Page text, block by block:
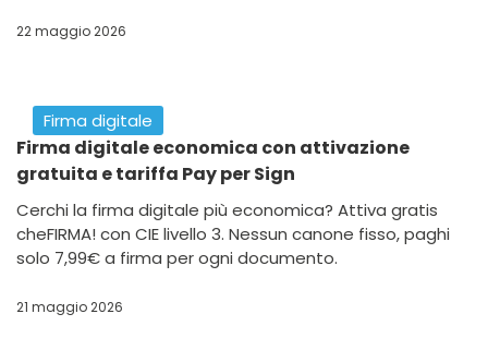
22 maggio 2026
Firma digitale
Firma digitale economica con attivazione
gratuita e tariffa Pay per Sign
Cerchi la firma digitale più economica? Attiva gratis
cheFIRMA! con CIE livello 3. Nessun canone fisso, paghi
solo 7,99€ a firma per ogni documento.
21 maggio 2026